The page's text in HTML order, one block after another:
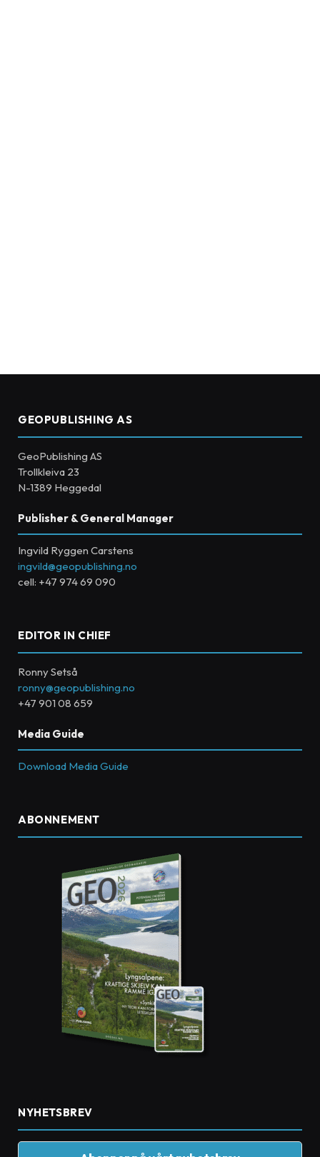
GEOPUBLISHING AS
GeoPublishing AS
Trollkleiva 23
N-1389 Heggedal
Publisher & General Manager
Ingvild Ryggen Carstens
ingvild@geopublishing.no
cell: +47 974 69 090
EDITOR IN CHIEF
Ronny Setså
ronny@geopublishing.no
+47 901 08 659
Media Guide
Download Media Guide
ABONNEMENT
NYHETSBREV